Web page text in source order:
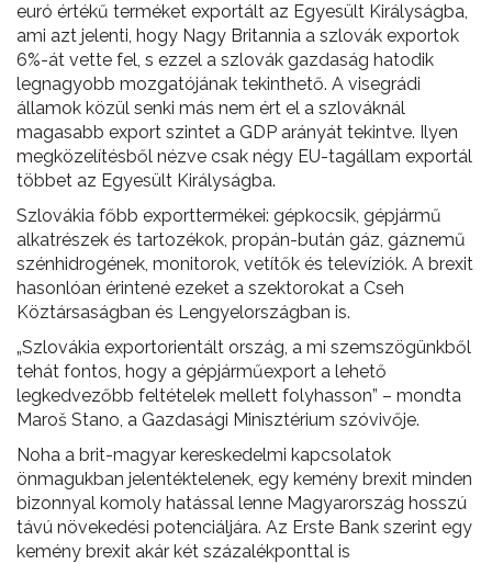
euró értékű terméket exportált az Egyesült Királyságba,
ami azt jelenti, hogy Nagy Britannia a szlovák exportok
6%-át vette fel, s ezzel a szlovák gazdaság hatodik
legnagyobb mozgatójának tekinthető. A visegrádi
államok közül senki más nem ért el a szlováknál
magasabb export szintet a GDP arányát tekintve. Ilyen
megközelítésből nézve csak négy EU-tagállam exportál
többet az Egyesült Királyságba.
Szlovákia főbb exporttermékei: gépkocsik, gépjármű
alkatrészek és tartozékok, propán-bután gáz, gáznemű
szénhidrogének, monitorok, vetítők és televíziók. A brexit
hasonlóan érintené ezeket a szektorokat a Cseh
Köztársaságban és Lengyelországban is.
„Szlovákia exportorientált ország, a mi szemszögünkből
tehát fontos, hogy a gépjárműexport a lehető
legkedvezőbb feltételek mellett folyhasson” – mondta
Maroš Stano, a Gazdasági Minisztérium szóvivője.
Noha a brit-magyar kereskedelmi kapcsolatok
önmagukban jelentéktelenek, egy kemény brexit minden
bizonnyal komoly hatással lenne Magyarország hosszú
távú növekedési potenciáljára. Az Erste Bank szerint egy
kemény brexit akár két százalékponttal is